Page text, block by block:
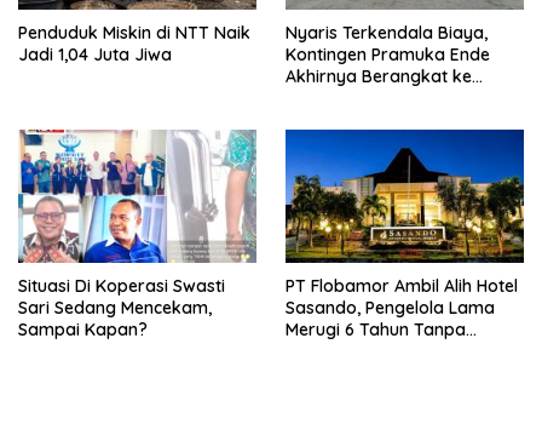
Penduduk Miskin di NTT Naik
Jadi 1,04 Juta Jiwa
Nyaris Terkendala Biaya,
Kontingen Pramuka Ende
Akhirnya Berangkat ke
Situasi Di Koperasi Swasti
Sari Sedang Mencekam,
Sampai Kapan?
PT Flobamor Ambil Alih Hotel
Sasando, Pengelola Lama
Merugi 6 Tahun Tanpa